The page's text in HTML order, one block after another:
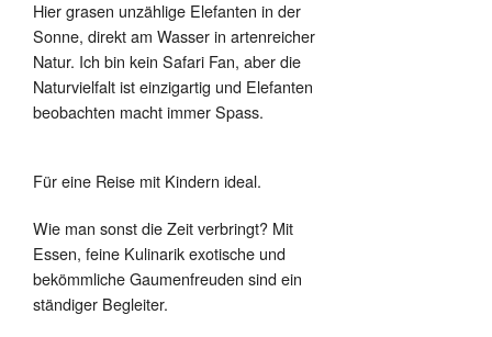
Hier grasen unzählige Elefanten in der
Sonne, direkt am Wasser in artenreicher
Natur. Ich bin kein Safari Fan, aber die
Naturvielfalt ist einzigartig und Elefanten
beobachten macht immer Spass.
Für eine Reise mit Kindern ideal.
Wie man sonst die Zeit verbringt? Mit
Essen, feine Kulinarik exotische und
bekömmliche Gaumenfreuden sind ein
ständiger Begleiter.